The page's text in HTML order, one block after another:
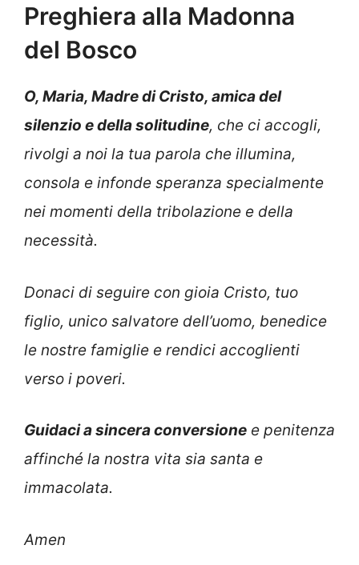
Preghiera alla Madonna
del Bosco
O, Maria, Madre di Cristo, amica del
silenzio e della solitudine, che ci accogli,
rivolgi a noi la tua parola che illumina,
consola e infonde speranza specialmente
nei momenti della tribolazione e della
necessità.
Donaci di seguire con gioia Cristo, tuo
figlio, unico salvatore dell’uomo, benedice
le nostre famiglie e rendici accoglienti
verso i poveri.
Guidaci a sincera conversione e penitenza
affinché la nostra vita sia santa e
immacolata.
Amen